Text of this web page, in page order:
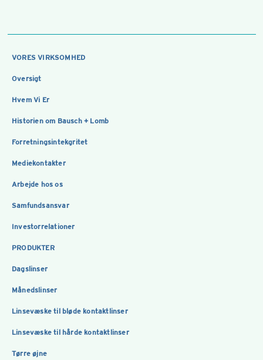
VORES VIRKSOMHED
Oversigt
Hvem Vi Er
Historien om Bausch + Lomb
Forretningsintekgritet
Mediekontakter
Arbejde hos os
Samfundsansvar
Investorrelationer
PRODUKTER
Dagslinser
Månedslinser
Linsevæske til bløde kontaktlinser
Linsevæske til hårde kontaktlinser
Tørre øjne